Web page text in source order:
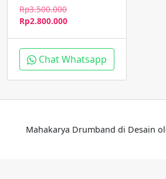
Rp3.500.000Harga
aslinya
Rp2.800.000Harga
adalah:
Rp2.800.000.
Chat Whatsapp
Mahakarya Drumband di Desain